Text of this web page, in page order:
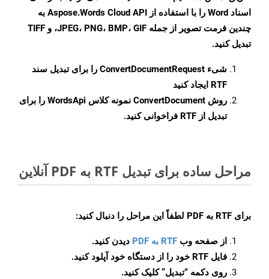
اسناد Word را با استفاده از Aspose.Words Cloud API به
چندین فرمت تصویر از جمله JPEG، PNG، BMP، GIF، و TIFF
تبدیل کنید.
شیء ConvertDocumentRequest را برای تبدیل سند
RTF ایجاد کنید
روش ConvertDocument
نمونه کلاس WordsApi را برای
تبدیل از RTF فراخوانی کنید.
مراحل ساده برای تبدیل RTF به PDF آنلاین
برای RTF به PDF لطفاً این مراحل را دنبال کنید:
از صفحه وب RTF به PDF
دیدن کنید.
فایل RTF خود را از دستگاه خود آپلود کنید.
روی دکمه “تبدیل”کلیک کنید.